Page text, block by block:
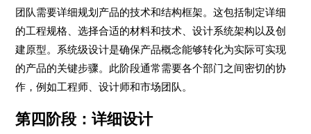
团队需要详细规划产品的技术和结构框架。这包括制定详细
的工程规格、选择合适的材料和技术、设计系统架构以及创
建原型。系统级设计是确保产品概念能够转化为实际可实现
的产品的关键步骤。此阶段通常需要各个部门之间密切的协
作，例如工程师、设计师和市场团队。
第四阶段：详细设计